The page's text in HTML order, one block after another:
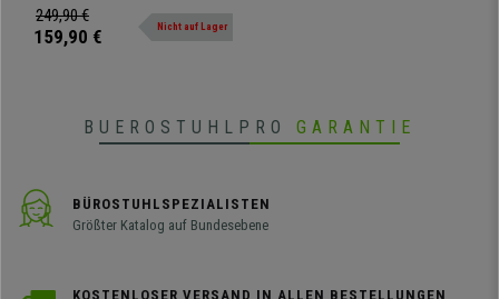
qualitativ hochwertige Materialien
vereint.
249,90 €
159,90 € Nicht auf Lager
BUEROSTUHLPRO GARANTIE
BÜROSTUHLSPEZIALISTEN
Größter Katalog auf Bundesebene
KOSTENLOSER VERSAND IN ALLEN BESTELLUNGEN